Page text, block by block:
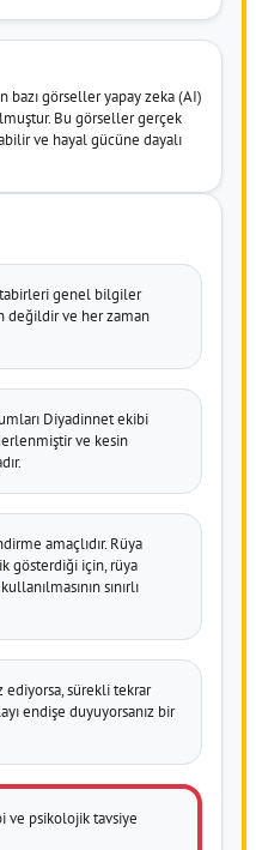
görseller yapay zeka (AI)
Bu görseller gerçek
ve hayal gücüne dayalı
genel bilgiler
değildir ve her zaman
Diyadinnet ekibi
ve kesin
amaçlıdır. Rüya
gösterdiği için, rüya
sınırlı
ediyorsa, sürekli tekrar
endişe duyuyorsanız bir
ve psikolojik tavsiye